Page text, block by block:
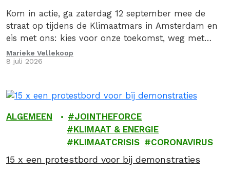
Kom in actie, ga zaterdag 12 september mee de
straat op tijdens de Klimaatmars in Amsterdam en
eis met ons: kies voor onze toekomst, weg met
fossiel!
Marieke Vellekoop
8 juli 2026
ALGEMEEN
JOINTHEFORCE
KLIMAAT & ENERGIE
KLIMAATCRISIS
CORONAVIRUS
15 x een protestbord voor bij demonstraties